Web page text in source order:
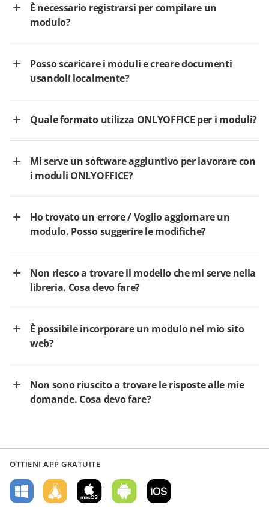
È necessario registrarsi per compilare un
modulo?
Posso scaricare i moduli e creare documenti
usandoli localmente?
Quale formato utilizza ONLYOFFICE per i moduli?
Mi serve un software aggiuntivo per lavorare con
i moduli ONLYOFFICE?
Ho trovato un errore / Voglio aggiornare un
modulo. Posso suggerire le modifiche?
Non riesco a trovare il modello che mi serve nella
libreria. Cosa devo fare?
È possibile incorporare un modulo nel mio sito
web?
Non sono riuscito a trovare le risposte alle mie
domande. Cosa devo fare?
OTTIENI APP GRATUITE